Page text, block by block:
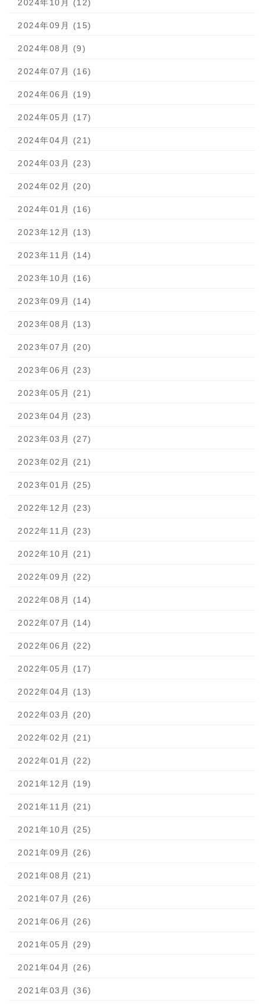
2024年10月 (12)
2024年09月 (15)
2024年08月 (9)
2024年07月 (16)
2024年06月 (19)
2024年05月 (17)
2024年04月 (21)
2024年03月 (23)
2024年02月 (20)
2024年01月 (16)
2023年12月 (13)
2023年11月 (14)
2023年10月 (16)
2023年09月 (14)
2023年08月 (13)
2023年07月 (20)
2023年06月 (23)
2023年05月 (21)
2023年04月 (23)
2023年03月 (27)
2023年02月 (21)
2023年01月 (25)
2022年12月 (23)
2022年11月 (23)
2022年10月 (21)
2022年09月 (22)
2022年08月 (14)
2022年07月 (14)
2022年06月 (22)
2022年05月 (17)
2022年04月 (13)
2022年03月 (20)
2022年02月 (21)
2022年01月 (22)
2021年12月 (19)
2021年11月 (21)
2021年10月 (25)
2021年09月 (26)
2021年08月 (21)
2021年07月 (26)
2021年06月 (26)
2021年05月 (29)
2021年04月 (26)
2021年03月 (36)